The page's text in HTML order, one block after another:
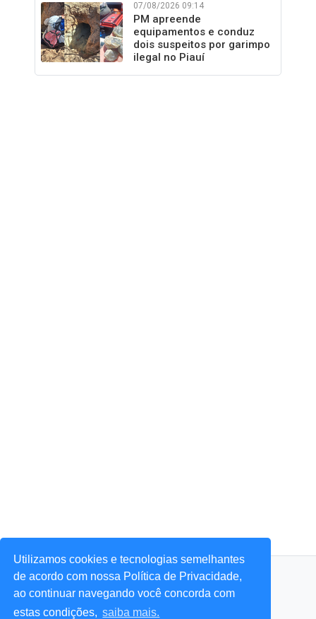
Utilizamos cookies e tecnologias semelhantes
de acordo com nossa Política de Privacidade,
ao continuar navegando você concorda com
estas condições, saiba mais.
07/08/2026 09:14
PM apreende
equipamentos e conduz
dois suspeitos por garimpo
ilegal no Piauí
© 2026 Portal Agora Sim! — Todos os direitos reservados.